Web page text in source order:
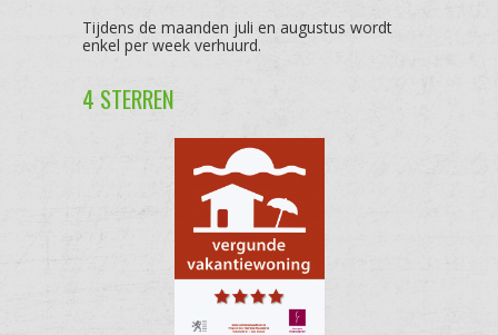
Tijdens de maanden juli en augustus wordt
enkel per week verhuurd.
4 STERREN